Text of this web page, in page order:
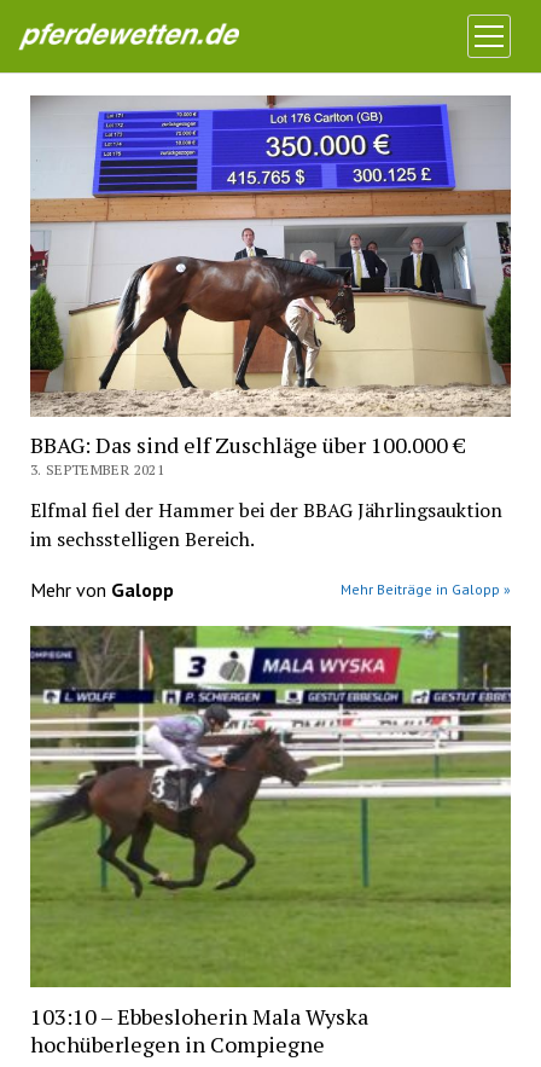
Pferdewetten News
Menü
öffnen
BBAG: Das sind elf Zuschläge über 100.000 €
3. SEPTEMBER 2021
Elfmal fiel der Hammer bei der BBAG Jährlingsauktion
im sechsstelligen Bereich.
Mehr von Galopp Mehr Beiträge in Galopp »
103:10 – Ebbesloherin Mala Wyska
hochüberlegen in Compiegne